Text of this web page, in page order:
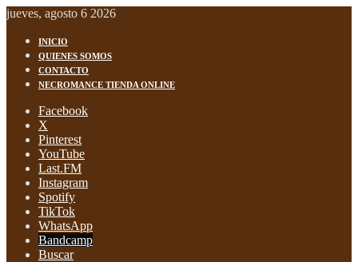
jueves, agosto 6 2026
INICIO
QUIENES SOMOS
CONTACTO
NECROMANCE TIENDA ONLINE
Facebook
X
Pinterest
YouTube
Last.FM
Instagram
Spotify
TikTok
WhatsApp
Bandcamp
Buscar